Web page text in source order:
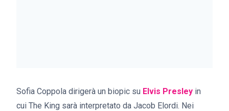
Sofia Coppola dirigerà un biopic su Elvis Presley in
cui The King sarà interpretato da Jacob Elordi. Nei